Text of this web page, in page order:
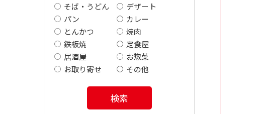
そば・うどん
デザート
パン
カレー
とんかつ
焼肉
鉄板焼
定食屋
居酒屋
お惣菜
お取り寄せ
その他
検索